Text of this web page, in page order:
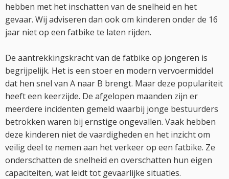
hebben met het inschatten van de snelheid en het
gevaar. Wij adviseren dan ook om kinderen onder de 16
jaar niet op een fatbike te laten rijden.
De aantrekkingskracht van de fatbike op jongeren is
begrijpelijk. Het is een stoer en modern vervoermiddel
dat hen snel van A naar B brengt. Maar deze populariteit
heeft een keerzijde. De afgelopen maanden zijn er
meerdere incidenten gemeld waarbij jonge bestuurders
betrokken waren bij ernstige ongevallen. Vaak hebben
deze kinderen niet de vaardigheden en het inzicht om
veilig deel te nemen aan het verkeer op een fatbike. Ze
onderschatten de snelheid en overschatten hun eigen
capaciteiten, wat leidt tot gevaarlijke situaties.